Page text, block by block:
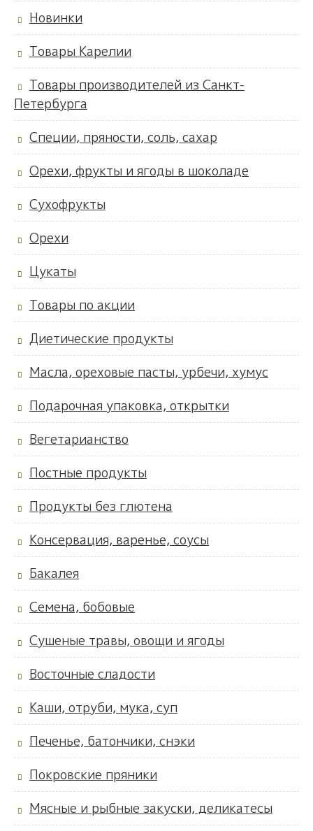
Новинки
Товары Карелии
Товары производителей из Санкт-
Петербурга
Специи, пряности, соль, сахар
Орехи, фрукты и ягоды в шоколаде
Сухофрукты
Орехи
Цукаты
Товары по акции
Диетические продукты
Масла, ореховые пасты, урбечи, хумус
Подарочная упаковка, открытки
Вегетарианство
Постные продукты
Продукты без глютена
Консервация, варенье, соусы
Бакалея
Семена, бобовые
Сушеные травы, овощи и ягоды
Восточные сладости
Каши, отруби, мука, суп
Печенье, батончики, снэки
Покровские пряники
Мясные и рыбные закуски, деликатесы